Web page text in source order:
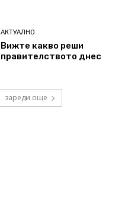
АКТУАЛНО
Вижте какво реши
правителството днес
зареди още